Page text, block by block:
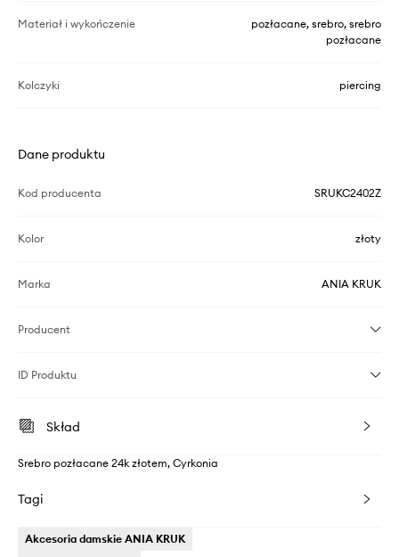
Materiał i wykończenie
pozłacane, srebro, srebro
pozłacane
Kolczyki piercing
Dane produktu
Kod producenta SRUKC2402Z
Kolor złoty
Marka ANIA KRUK
Producent
ID Produktu
Skład
Srebro pozłacane 24k złotem, Cyrkonia
Tagi
Akcesoria damskie ANIA KRUK